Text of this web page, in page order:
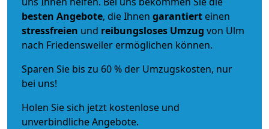
besten Angebote, die Ihnen garantiert einen
stressfreien und reibungsloses Umzug von Ulm
nach Friedensweiler ermöglichen können.
Sparen Sie bis zu 60 % der Umzugskosten, nur
bei uns!
Holen Sie sich jetzt kostenlose und
unverbindliche Angebote.